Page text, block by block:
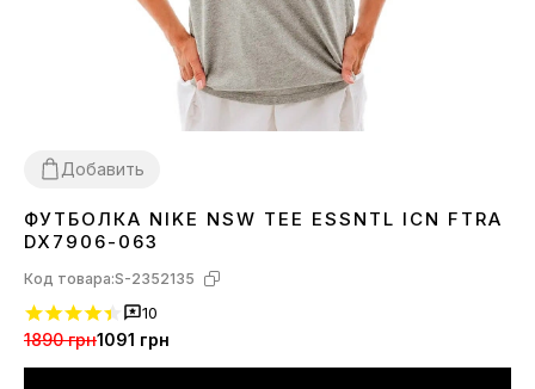
Добавить
XS SL
ФУТБОЛКА NIKE NSW TEE ESSNTL ICN FTRA
DX7906-063
Код товара:S-2352135
10
1890 грн1091 грн